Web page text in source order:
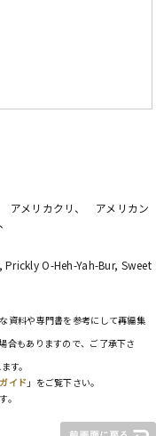
アメリカクリ、 アメリカン
O-Heh-Yah-Bur, Sweet
資料や専門書を参考にして再編集
合もありますので、ご了承下さ
す。
イド 」をご覧下さい。
。